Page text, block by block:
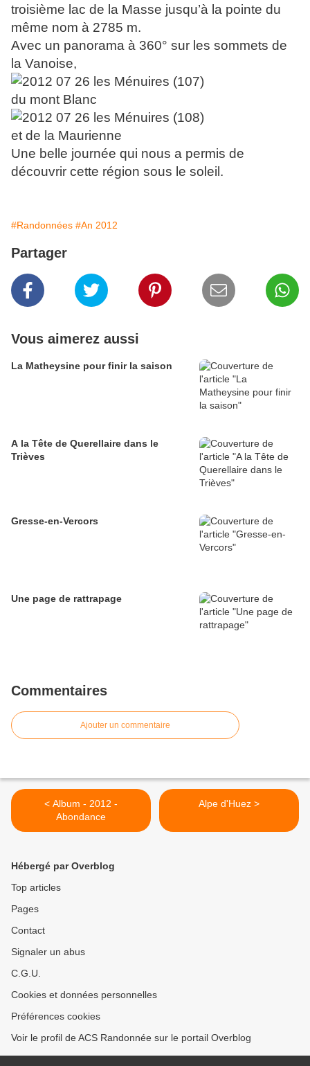
troisième lac de la Masse jusqu’à la pointe du
même nom à 2785 m.
Avec un panorama à 360° sur les sommets de
la Vanoise,
du mont Blanc
et de la Maurienne
Une belle journée qui nous a permis de
découvrir cette région sous le soleil.
#Randonnées #An 2012
Partager
Vous aimerez aussi
La Matheysine pour finir la saison
A la Tête de Querellaire dans le
Trièves
Gresse-en-Vercors
Une page de rattrapage
Commentaires
Ajouter un commentaire
< Album - 2012 -
Abondance
Alpe d'Huez >
Hébergé par Overblog
Top articles
Pages
Contact
Signaler un abus
C.G.U.
Cookies et données personnelles
Préférences cookies
Voir le profil de ACS Randonnée sur le portail Overblog